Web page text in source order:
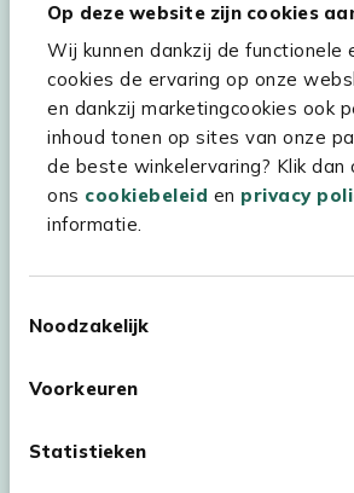
Op deze website zijn cookies
Wij kunnen dankzij de functionele
cookies de ervaring op onze
en dankzij marketingcookies ook
inhoud tonen op sites van onze
de beste winkelervaring? Klik dan
ons cookiebeleid en privacy
informatie.
Noodzakelijk
Voorkeuren
Statistieken
Hulp & service
Assortiment
Kees Smit Tuinmeubelen
Experience Stores XXL